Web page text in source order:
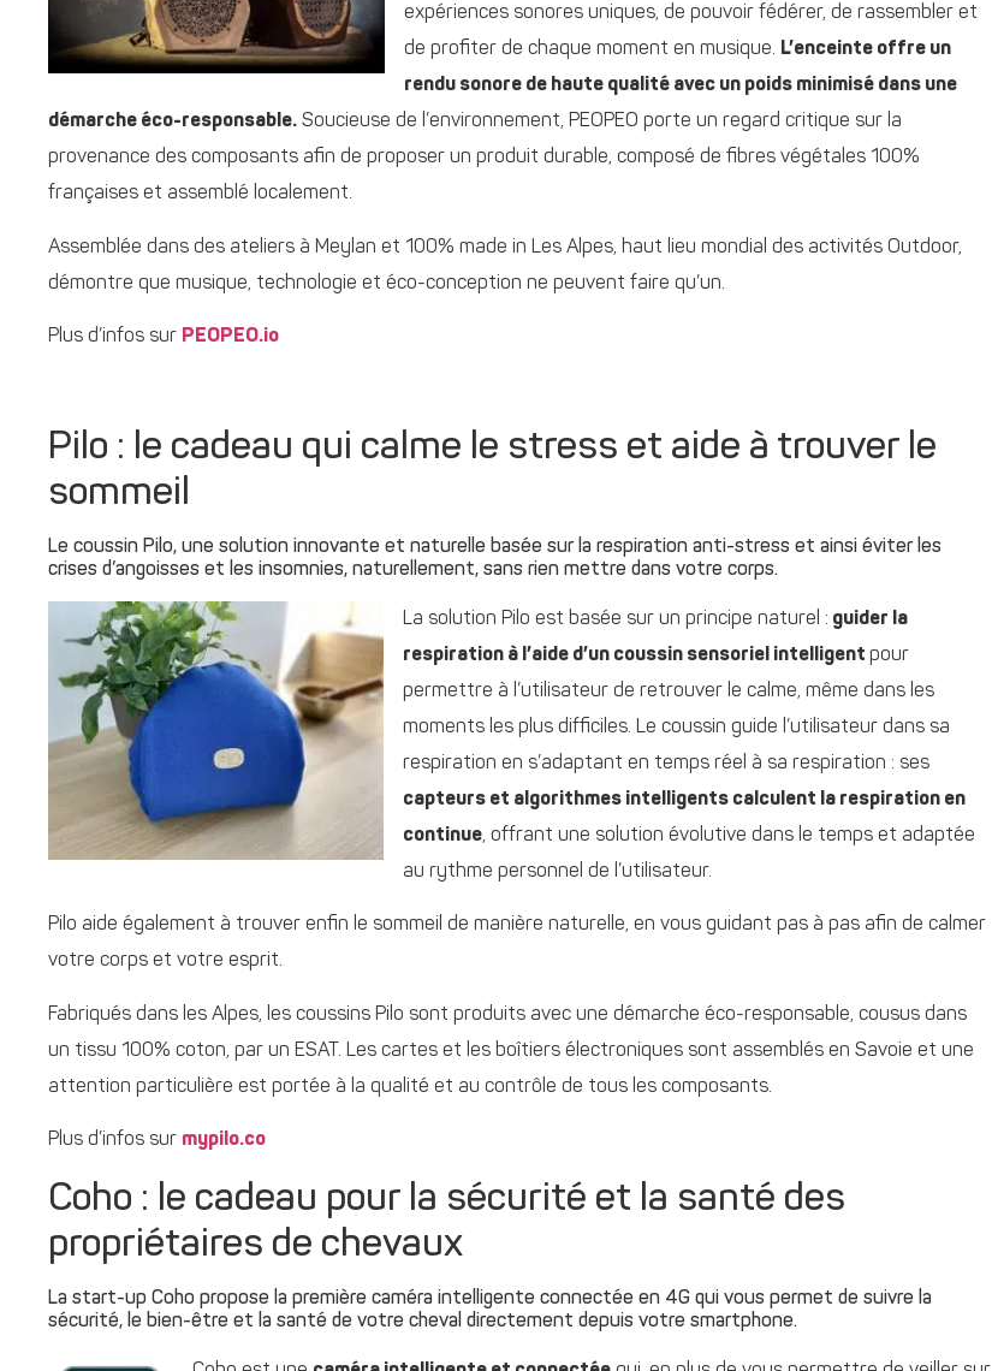
expériences sonores uniques, de pouvoir fédérer, de rassembler et
de profiter de chaque moment en musique. L’enceinte offre un
rendu sonore de haute qualité avec un poids minimisé dans une
démarche éco-responsable. Soucieuse de l’environnement, PEOPEO porte un regard critique sur la
provenance des composants afin de proposer un produit durable, composé de fibres végétales 100%
françaises et assemblé localement.
Assemblée dans des ateliers à Meylan et 100% made in Les Alpes, haut lieu mondial des activités Outdoor,
démontre que musique, technologie et éco-conception ne peuvent faire qu’un.
Plus d’infos sur PEOPEO.io
Pilo : le cadeau qui calme le stress et aide à trouver le
sommeil
Le coussin Pilo, une solution innovante et naturelle basée sur la respiration anti-stress et ainsi éviter les
crises d’angoisses et les insomnies, naturellement, sans rien mettre dans votre corps.
La solution Pilo est basée sur un principe naturel : guider la
respiration à l’aide d’un coussin sensoriel intelligent pour
permettre à l’utilisateur de retrouver le calme, même dans les
moments les plus difficiles. Le coussin guide l’utilisateur dans sa
respiration en s’adaptant en temps réel à sa respiration : ses
capteurs et algorithmes intelligents calculent la respiration en
continue, offrant une solution évolutive dans le temps et adaptée
au rythme personnel de l’utilisateur.
Pilo aide également à trouver enfin le sommeil de manière naturelle, en vous guidant pas à pas afin de calmer
votre corps et votre esprit.
Fabriqués dans les Alpes, les coussins Pilo sont produits avec une démarche éco-responsable, cousus dans
un tissu 100% coton, par un ESAT. Les cartes et les boîtiers électroniques sont assemblés en Savoie et une
attention particulière est portée à la qualité et au contrôle de tous les composants.
Plus d’infos sur mypilo.co
Coho : le cadeau pour la sécurité et la santé des
propriétaires de chevaux
La start-up Coho propose la première caméra intelligente connectée en 4G qui vous permet de suivre la
sécurité, le bien-être et la santé de votre cheval directement depuis votre smartphone.